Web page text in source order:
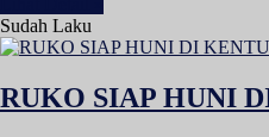
Sudah Laku
RUKO SIAP HUNI